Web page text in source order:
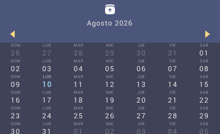
Agosto 2026
DOM
26
LUN
27
MAR
28
MIE
29
JUE
30
VIE
31
SAB
01
DOM
02
LUN
03
MAR
04
MIE
05
JUE
06
VIE
07
SAB
08
DOM
09
LUN
10
MAR
11
MIE
12
JUE
13
VIE
14
SAB
15
DOM
16
LUN
17
MAR
18
MIE
19
JUE
20
VIE
21
SAB
22
DOM
23
LUN
24
MAR
25
MIE
26
JUE
27
VIE
28
SAB
29
DOM
30
LUN
31
MAR
01
MIE
02
JUE
03
VIE
04
SAB
05